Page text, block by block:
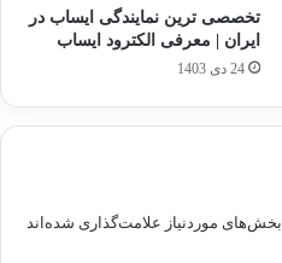
تخصصی ترین نمایندگی ایساب در
ایران | معرفی الکترود ایساب
24 دی 1403
بخش‌های موردنیاز علامت‌گذاری شده‌اند